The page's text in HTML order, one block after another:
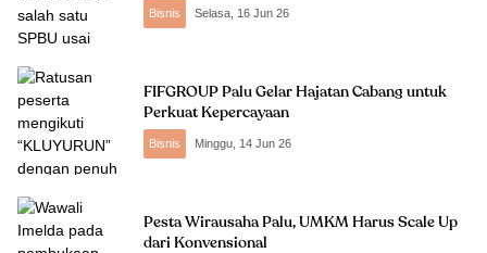
Bisnis Selasa, 16 Jun 26
FIFGROUP Palu Gelar Hajatan Cabang untuk
Perkuat Kepercayaan
Bisnis Minggu, 14 Jun 26
Pesta Wirausaha Palu, UMKM Harus Scale Up
dari Konvensional